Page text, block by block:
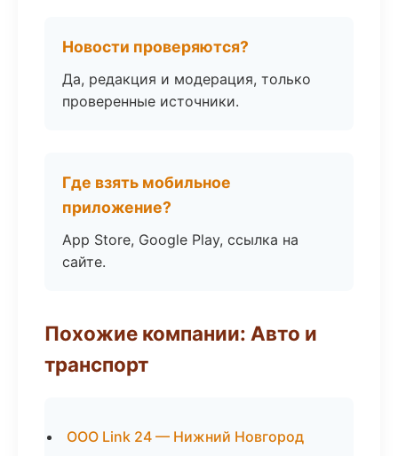
Новости проверяются?
Да, редакция и модерация, только
проверенные источники.
Где взять мобильное
приложение?
App Store, Google Play, ссылка на
сайте.
Похожие компании: Авто и
транспорт
ООО Link 24 — Нижний Новгород